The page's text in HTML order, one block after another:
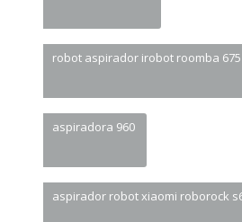
robot aspirador irobot roomba 675
aspiradora 960
aspirador robot xiaomi roborock